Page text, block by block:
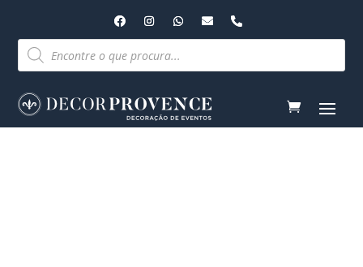
Pesquisar
produtos